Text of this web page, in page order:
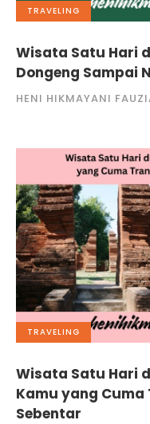
TRAVELING
Wisata Satu Hari
Dongeng Sampai
HENI HIKMAYANI
TRAVELING
Wisata Satu Hari
Kamu yang
Sebentar